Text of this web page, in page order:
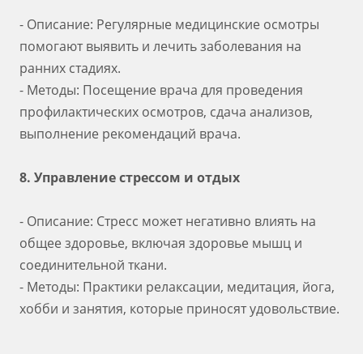
- Описание: Регулярные медицинские осмотры
помогают выявить и лечить заболевания на
ранних стадиях.
- Методы: Посещение врача для проведения
профилактических осмотров, сдача анализов,
выполнение рекомендаций врача.
8. Управление стрессом и отдых
- Описание: Стресс может негативно влиять на
общее здоровье, включая здоровье мышц и
соединительной ткани.
- Методы: Практики релаксации, медитация, йога,
хобби и занятия, которые приносят удовольствие.